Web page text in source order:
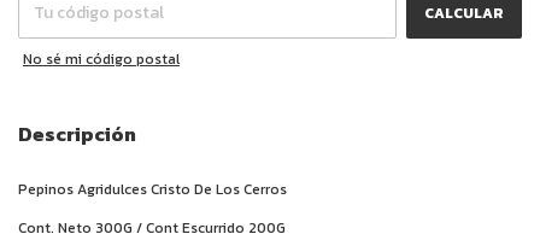
CALCULAR
No sé mi código postal
Descripción
Pepinos Agridulces Cristo De Los Cerros
Cont. Neto 300G / Cont Escurrido 200G